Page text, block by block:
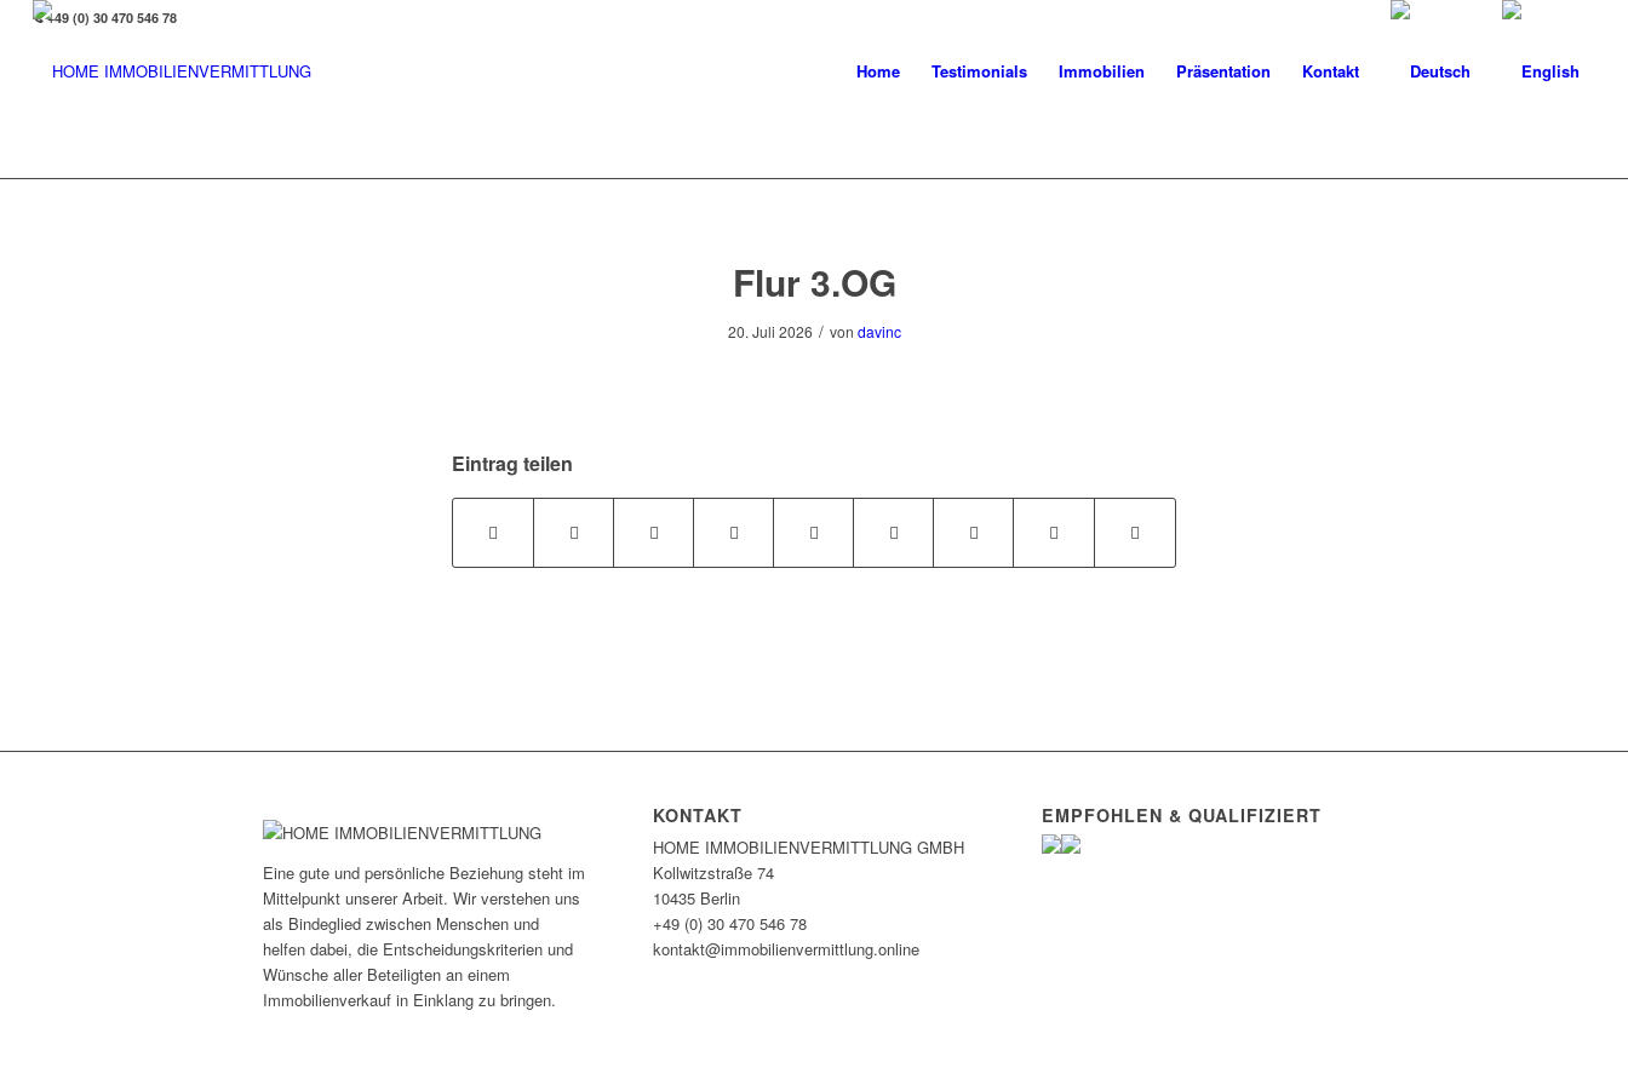
Home Testimonials Immobilien Präsentation Kontakt
+49 (0) 30 470 546 78
Flur 3.OG
20. Juli 2026 / von davinc
Eintrag teilen
Eine gute und persönliche Beziehung steht im
Mittelpunkt unserer Arbeit. Wir verstehen uns
als Bindeglied zwischen Menschen und
helfen dabei, die Entscheidungskriterien und
Wünsche aller Beteiligten an einem
Immobilienverkauf in Einklang zu bringen.
KONTAKT
HOME IMMOBILIEN­VERMITTLUNG GMBH
Kollwitzstraße 74
10435 Berlin
+49 (0) 30 470 546 78
kontakt@immobilien­vermittlung.online
EMPFOHLEN & QUALIFIZIERT